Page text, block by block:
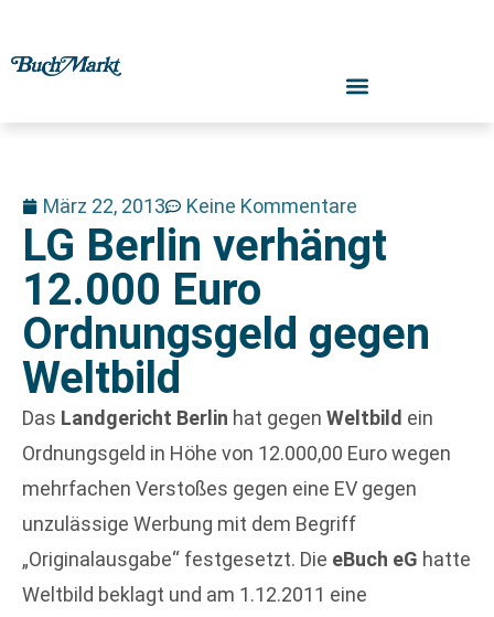
März 22, 2013 Keine Kommentare
LG Berlin verhängt
12.000 Euro
Ordnungsgeld gegen
Weltbild
Das Landgericht Berlin hat gegen Weltbild ein
Ordnungsgeld in Höhe von 12.000,00 Euro wegen
mehrfachen Verstoßes gegen eine EV gegen
unzulässige Werbung mit dem Begriff
„Originalausgabe“ festgesetzt. Die eBuch eG hatte
Weltbild beklagt und am 1.12.2011 eine